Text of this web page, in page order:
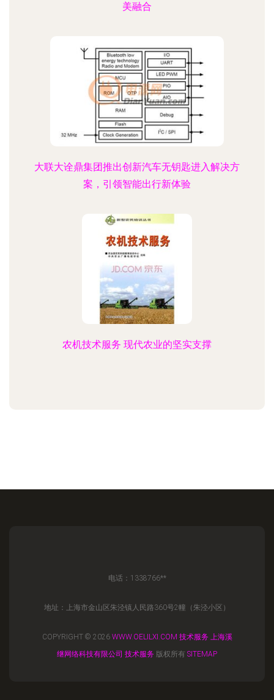
美融合
大联大诠鼎集团推出创新汽车无钥匙进入解决方
案，引领智能出行新体验
农机技术服务 现代农业的坚实支撑
电话：1338766**
地址：上海市金山区朱泾镇人民路360号2幢（朱泾小区）
COPYRIGHT © 2026 WWW.OELILXI.COM 技术服务 上海溪
继网络科技有限公司 技术服务 版权所有 SITEMAP